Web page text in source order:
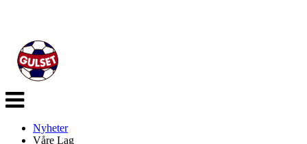
Veksle
navigasjon
Nyheter
Våre Lag